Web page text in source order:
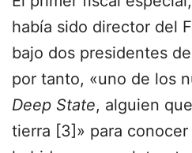
había sido director del
bajo dos presidentes
por tanto, «uno de los
Deep State, alguien
tierra [3]» para conocer